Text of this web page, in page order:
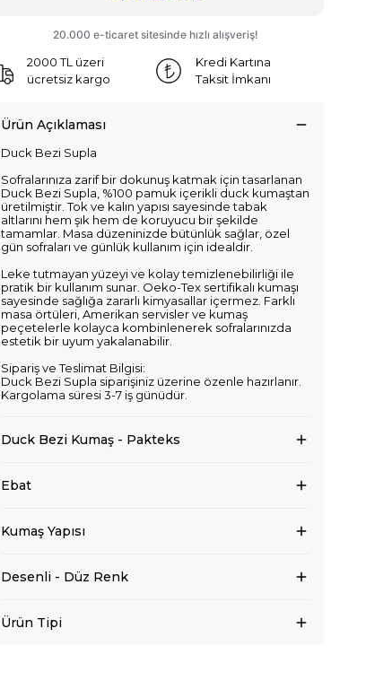
2000 TL üzeri
ücretsiz kargo
Kredi Kartına
Taksit İmkanı
Ürün Açıklaması
Duck Bezi Supla
Sofralarınıza zarif bir dokunuş katmak için tasarlanan
Duck Bezi Supla, %100 pamuk içerikli duck kumaştan
üretilmiştir. Tok ve kalın yapısı sayesinde tabak
altlarını hem şık hem de koruyucu bir şekilde
tamamlar. Masa düzeninizde bütünlük sağlar, özel
gün sofraları ve günlük kullanım için idealdir.
Leke tutmayan yüzeyi ve kolay temizlenebilirliği ile
pratik bir kullanım sunar. Oeko-Tex sertifikalı kumaşı
sayesinde sağlığa zararlı kimyasallar içermez. Farklı
masa örtüleri, Amerikan servisler ve kumaş
peçetelerle kolayca kombinlenerek sofralarınızda
estetik bir uyum yakalanabilir.
Sipariş ve Teslimat Bilgisi:
Duck Bezi Supla siparişiniz üzerine özenle hazırlanır.
Kargolama süresi 3-7 iş günüdür.
Duck Bezi Kumaş - Pakteks
Ebat
Kumaş Yapısı
Desenli - Düz Renk
Ürün Tipi